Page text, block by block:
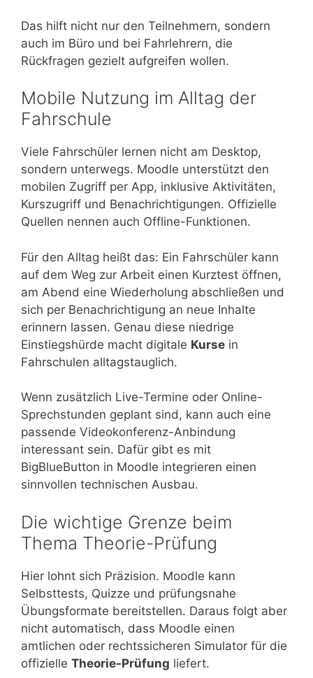
Das hilft nicht nur den Teilnehmern, sondern
auch im Büro und bei Fahrlehrern, die
Rückfragen gezielt aufgreifen wollen.
Mobile Nutzung im Alltag der
Fahrschule
Viele Fahrschüler lernen nicht am Desktop,
sondern unterwegs. Moodle unterstützt den
mobilen Zugriff per App, inklusive Aktivitäten,
Kurszugriff und Benachrichtigungen. Offizielle
Quellen nennen auch Offline-Funktionen.
Für den Alltag heißt das: Ein Fahrschüler kann
auf dem Weg zur Arbeit einen Kurztest öffnen,
am Abend eine Wiederholung abschließen und
sich per Benachrichtigung an neue Inhalte
erinnern lassen. Genau diese niedrige
Einstiegshürde macht digitale Kurse in
Fahrschulen alltagstauglich.
Wenn zusätzlich Live-Termine oder Online-
Sprechstunden geplant sind, kann auch eine
passende Videokonferenz-Anbindung
interessant sein. Dafür gibt es mit
BigBlueButton in Moodle integrieren einen
sinnvollen technischen Ausbau.
Die wichtige Grenze beim
Thema Theorie-Prüfung
Hier lohnt sich Präzision. Moodle kann
Selbsttests, Quizze und prüfungsnahe
Übungsformate bereitstellen. Daraus folgt aber
nicht automatisch, dass Moodle einen
amtlichen oder rechtssicheren Simulator für die
offizielle Theorie-Prüfung liefert.